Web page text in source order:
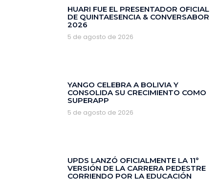
HUARI FUE EL PRESENTADOR OFICIAL
DE QUINTAESENCIA & CONVERSABOR
2026
5 de agosto de 2026
YANGO CELEBRA A BOLIVIA Y
CONSOLIDA SU CRECIMIENTO COMO
SUPERAPP
5 de agosto de 2026
‎UPDS LANZÓ OFICIALMENTE LA 11°
VERSIÓN DE LA CARRERA PEDESTRE
CORRIENDO POR LA EDUCACIÓN